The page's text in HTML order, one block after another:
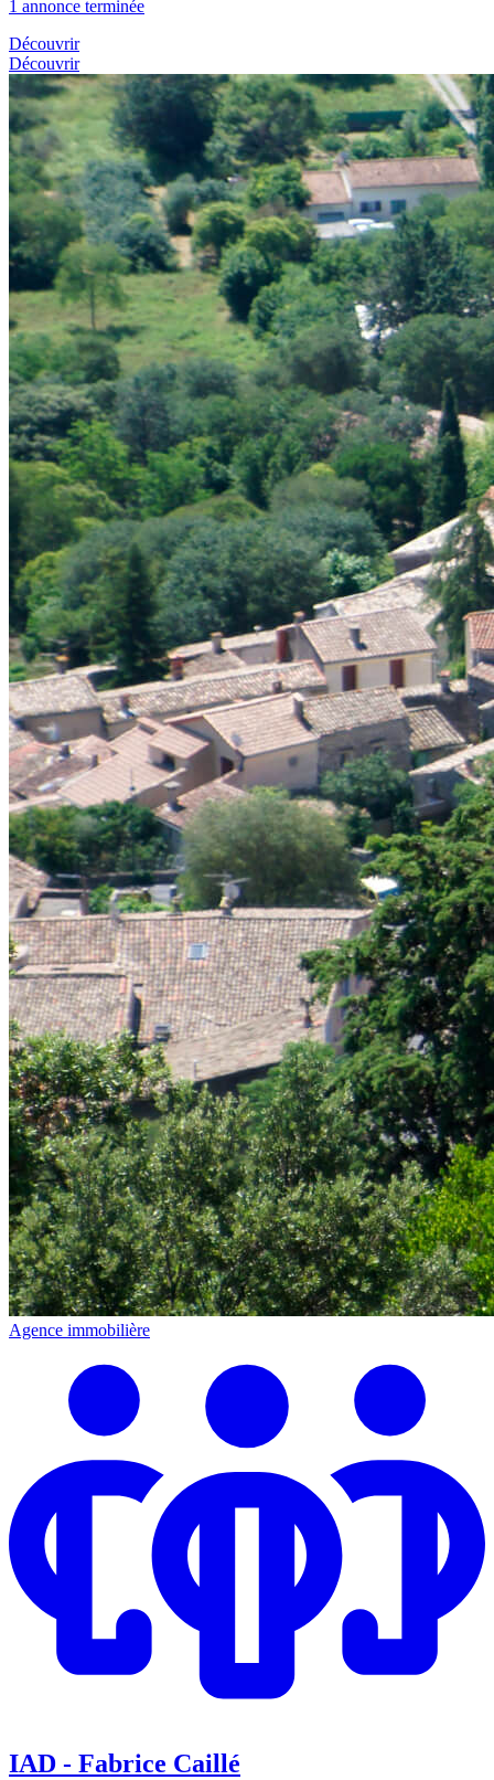
1 annonce terminée
Découvrir
Découvrir
Agence immobilière
IAD - Fabrice Caillé